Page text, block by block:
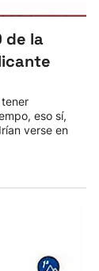
de la
eso sí,
verse en